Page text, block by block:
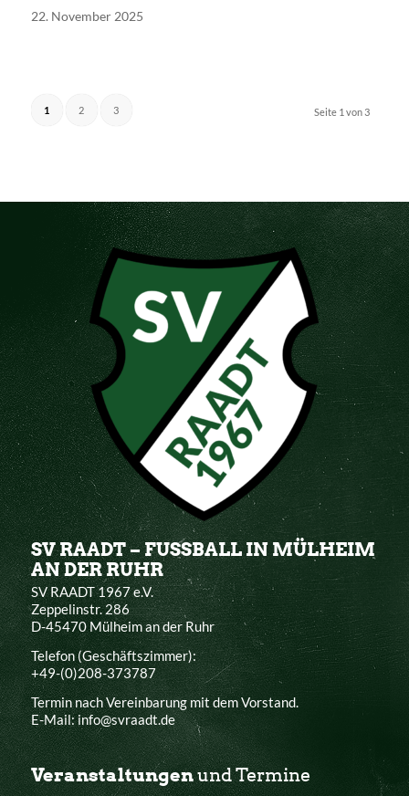
22. November 2025
Seite 1 von 3
1 2 3
SV RAADT – FUSSBALL IN MÜLHEIM
AN DER RUHR
SV RAADT 1967 e.V.
Zeppelinstr. 286
D-45470 Mülheim an der Ruhr
Telefon (Geschäftszimmer):
+49-(0)208-373787
Termin nach Vereinbarung mit dem Vorstand.
E-Mail: info@svraadt.de
Veranstaltungenund Termine